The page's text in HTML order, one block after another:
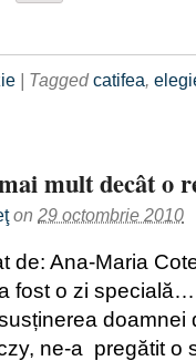
| Taggedcatifea,
mult decât o
on 29 octombrie 2010
de: Ana-Maria
fost o zi
doamnei
ne-a pregătit o